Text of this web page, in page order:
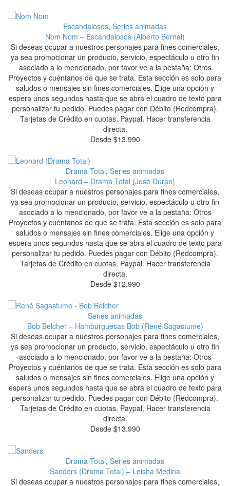
Escandalosos, Series animadas
Nom Nom – Escandalosos (Alberto Bernal)
Si deseas ocupar a nuestros personajes para fines comerciales,
ya sea promocionar un producto, servicio, espectáculo u otro fin
asociado a lo mencionado, por favor ve a la pestaña: Otros
Proyectos y cuéntanos de que se trata. Esta sección es solo para
saludos o mensajes sin fines comerciales. Elige una opción y
espera unos segundos hasta que se abra el cuadro de texto para
personalizar tu pedido. Puedes pagar con Débito (Redcompra).
Tarjetas de Crédito en cuotas. Paypal. Hacer transferencia
directa.
Desde $13.990
Drama Total, Series animadas
Leonard – Drama Total (José Duran)
Si deseas ocupar a nuestros personajes para fines comerciales,
ya sea promocionar un producto, servicio, espectáculo u otro fin
asociado a lo mencionado, por favor ve a la pestaña: Otros
Proyectos y cuéntanos de que se trata. Esta sección es solo para
saludos o mensajes sin fines comerciales. Elige una opción y
espera unos segundos hasta que se abra el cuadro de texto para
personalizar tu pedido. Puedes pagar con Débito (Redcompra).
Tarjetas de Crédito en cuotas. Paypal. Hacer transferencia
directa.
Desde $12.990
Series animadas
Bob Belcher – Hamburguesas Bob (René Sagastume)
Si deseas ocupar a nuestros personajes para fines comerciales,
ya sea promocionar un producto, servicio, espectáculo u otro fin
asociado a lo mencionado, por favor ve a la pestaña: Otros
Proyectos y cuéntanos de que se trata. Esta sección es solo para
saludos o mensajes sin fines comerciales. Elige una opción y
espera unos segundos hasta que se abra el cuadro de texto para
personalizar tu pedido. Puedes pagar con Débito (Redcompra).
Tarjetas de Crédito en cuotas. Paypal. Hacer transferencia
directa.
Desde $13.990
Drama Total, Series animadas
Sanders (Drama Total) – Leisha Medina
Si deseas ocupar a nuestros personajes para fines comerciales,